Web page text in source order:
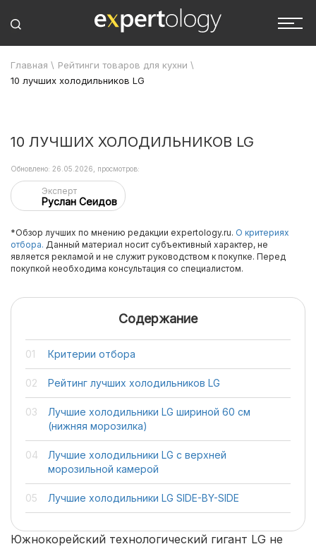
Главная \ Рейтинги товаров для кухни \
10 лучших холодильников LG
10 ЛУЧШИХ ХОЛОДИЛЬНИКОВ LG
Эксперт
Руслан Сеидов
Обновлено: 26.05.2026, просмотров:
*Обзор лучших по мнению редакции expertology.ru. О критериях
отбора. Данный материал носит субъективный характер, не
является рекламой и не служит руководством к покупке. Перед
покупкой необходима консультация со специалистом.
Содержание
Критерии отбора
Рейтинг лучших холодильников LG
Лучшие холодильники LG шириной 60 см
(нижняя морозилка)
Лучшие холодильники LG с верхней
морозильной камерой
Лучшие холодильники LG SIDE-BY-SIDE
Южнокорейский технологический гигант LG не